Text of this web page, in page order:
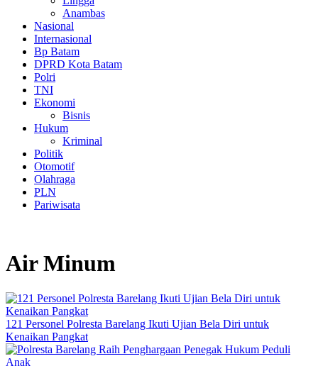
Anambas
Nasional
Internasional
Bp Batam
DPRD Kota Batam
Polri
TNI
Ekonomi
Bisnis
Hukum
Kriminal
Politik
Otomotif
Olahraga
PLN
Pariwisata
Air Minum
121 Personel Polresta Barelang Ikuti Ujian Bela Diri untuk
Kenaikan Pangkat